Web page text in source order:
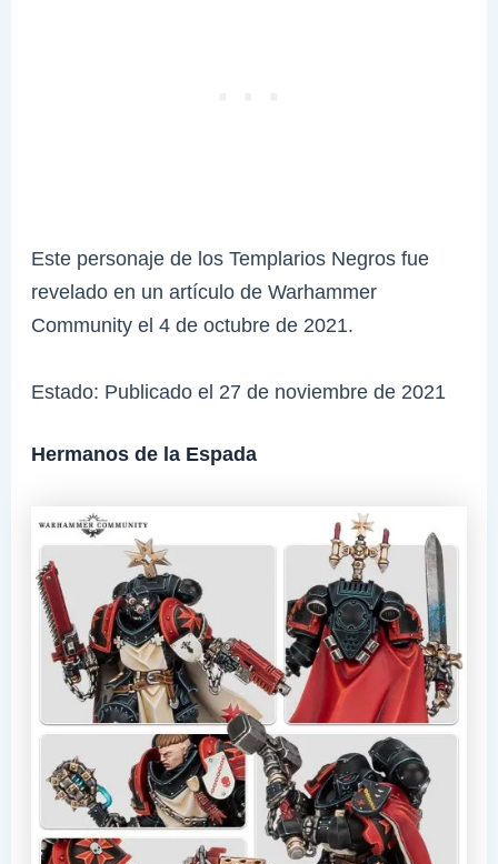
Este personaje de los Templarios Negros fue
revelado en un artículo de Warhammer
Community el 4 de octubre de 2021.
Estado: Publicado el 27 de noviembre de 2021
Hermanos de la Espada